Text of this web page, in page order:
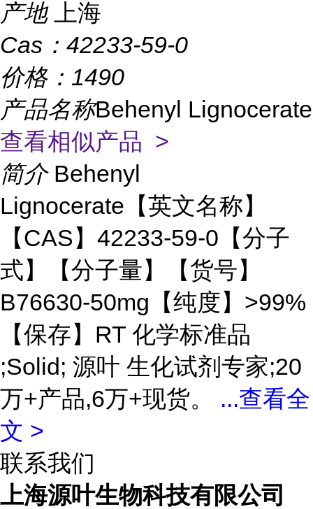
产地
上海
Cas： 42233-59-0
价格： 1490
产品名称Behenyl Lignocerate
查看相似产品 >
简介 Behenyl
Lignocerate【英文名称】
【CAS】42233-59-0【分子
式】【分子量】【货号】
B76630-50mg【纯度】>99%
【保存】RT 化学标准品
;Solid; 源叶 生化试剂专家;20
万+产品,6万+现货。 ...查看全
文 >
联系我们
上海源叶生物科技有限公司